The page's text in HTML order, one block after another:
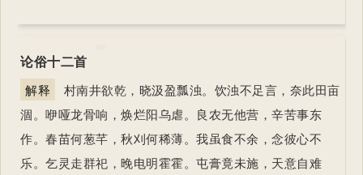
论俗十二首
解释
村南井欲乾，晓汲盈瓢浊。饮浊不足言，奈此田亩
涸。咿哑龙骨响，焕烂阳乌虐。良农无他营，辛苦事东
作。春苗何葱芊，秋刈何稀薄。我虽食不余，念彼心不
乐。乞灵走群祀，晚电明霍霍。屯膏竟未施，天意自难